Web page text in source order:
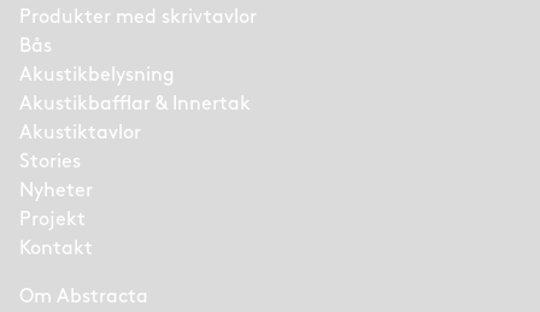
Produkter med skrivtavlor
Bås
Akustikbelysning
Akustikbafflar & Innertak
Akustiktavlor
Stories
Nyheter
Projekt
Kontakt
Om Abstracta